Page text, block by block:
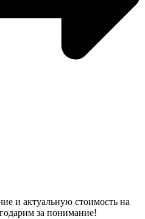
и актуальную стоимость на
за понимание!